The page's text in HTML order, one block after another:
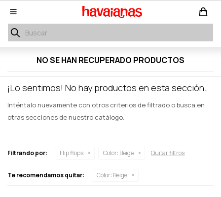

NO SE HAN RECUPERADO PRODUCTOS
¡Lo sentimos! No hay productos en esta sección.
Inténtalo nuevamente con otros criterios de filtrado o busca en
otras secciones de nuestro catálogo.
Filtrando por: Flip flops Color: Beige Quitar filtros
Te recomendamos quitar: Color: Beige